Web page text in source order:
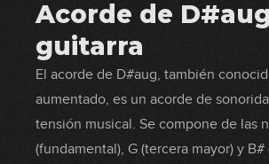
Acorde de
guitarra
El acorde de D#aug, también
aumentado, es un acorde de
tensión musical. Se compone de las
(fundamental), G (tercera mayor) y